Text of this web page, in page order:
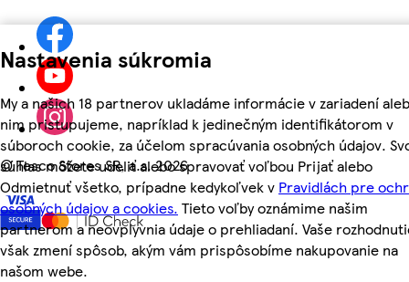
Nastavenia súkromia
My a našich 18 partnerov ukladáme informácie v zariadení
nim pristupujeme, napríklad k jedinečným identifikátorom v
súboroch cookie, za účelom spracúvania osobných údajov.
súhlas môžete udeliť alebo spravovať voľbou Prijať alebo
Odmietnuť všetko, prípadne kedykoľvek v Pravidlách pre
osobných údajov a cookies. Tieto voľby oznámime našim
partnerom a neovplyvnia údaje o prehliadaní. Vaše
však zmení spôsob, akým vám prispôsobíme nakupovanie na
našom webe.
©Tesco Stores SR, a.s. 2026